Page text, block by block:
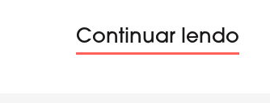
Continuar lendo